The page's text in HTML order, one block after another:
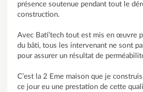
présence soutenue pendant tout le
construction.
Avec Bati’tech tout est mis en œuvre
du bâti, tous les intervenant ne sont
pour assurer un résultat de
C’est la 2 Eme maison que je
ce jour eu une prestation de cette